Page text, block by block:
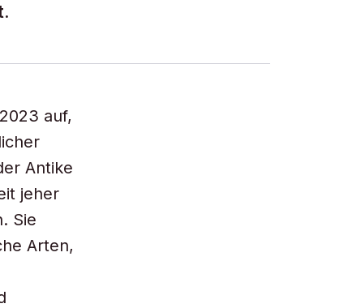
auf,
Antike
jeher
Sie
Arten,